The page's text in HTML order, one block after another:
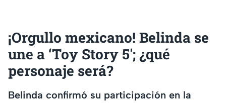
¡Orgullo mexicano! Belinda se
une a ‘Toy Story 5'; ¿qué
personaje será?
Belinda confirmó su participación en la